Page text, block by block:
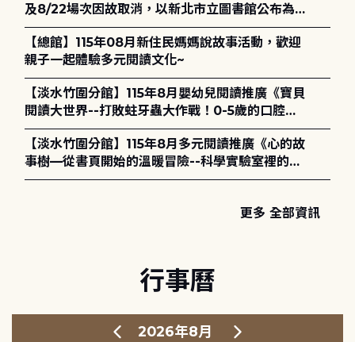
及8/22場次因故取消，以新北市立圖書館公布為
主)
【總館】115年08月新住民媽媽說故事活動，歡迎
親子一起體驗多元閱讀文化~
【淡水竹圍分館】115年8月嬰幼兒閱讀推廣《寶貝
閱讀大世界--打敗蛀牙蟲大作戰！0-5歲的口腔照
護全攻略》
【淡水竹圍分館】115年8月多元閱讀推廣《心的故
事樹—從書頁開始的溫暖冒險--科學實驗室裡的放
電章魚》
更多 全部資訊
行事曆
2026年8月